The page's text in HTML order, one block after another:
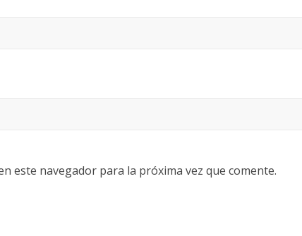
este navegador para la próxima vez que comente.